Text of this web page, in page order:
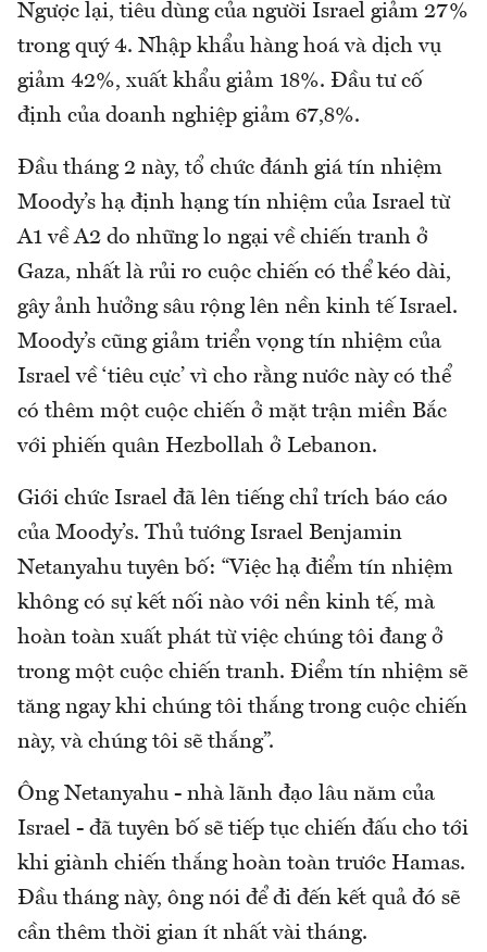
Ngược lại, tiêu dùng của người Israel giảm 27%
trong quý 4. Nhập khẩu hàng hoá và dịch vụ
giảm 42%, xuất khẩu giảm 18%. Đầu tư cố
định của doanh nghiệp giảm 67,8%.
Đầu tháng 2 này, tổ chức đánh giá tín nhiệm
Moody’s hạ định hạng tín nhiệm của Israel từ
A1 về A2 do những lo ngại về chiến tranh ở
Gaza, nhất là rủi ro cuộc chiến có thể kéo dài,
gây ảnh hưởng sâu rộng lên nền kinh tế Israel.
Moody’s cũng giảm triển vọng tín nhiệm của
Israel về ‘tiêu cực’ vì cho rằng nước này có thể
có thêm một cuộc chiến ở mặt trận miền Bắc
với phiến quân Hezbollah ở Lebanon.
Giới chức Israel đã lên tiếng chỉ trích báo cáo
của Moody’s. Thủ tướng Israel Benjamin
Netanyahu tuyên bố: “Việc hạ điểm tín nhiệm
không có sự kết nối nào với nền kinh tế, mà
hoàn toàn xuất phát từ việc chúng tôi đang ở
trong một cuộc chiến tranh. Điểm tín nhiệm sẽ
tăng ngay khi chúng tôi thắng trong cuộc chiến
này, và chúng tôi sẽ thắng”.
Ông Netanyahu - nhà lãnh đạo lâu năm của
Israel - đã tuyên bố sẽ tiếp tục chiến đấu cho tới
khi giành chiến thắng hoàn toàn trước Hamas.
Đầu tháng này, ông nói để đi đến kết quả đó sẽ
cần thêm thời gian ít nhất vài tháng.